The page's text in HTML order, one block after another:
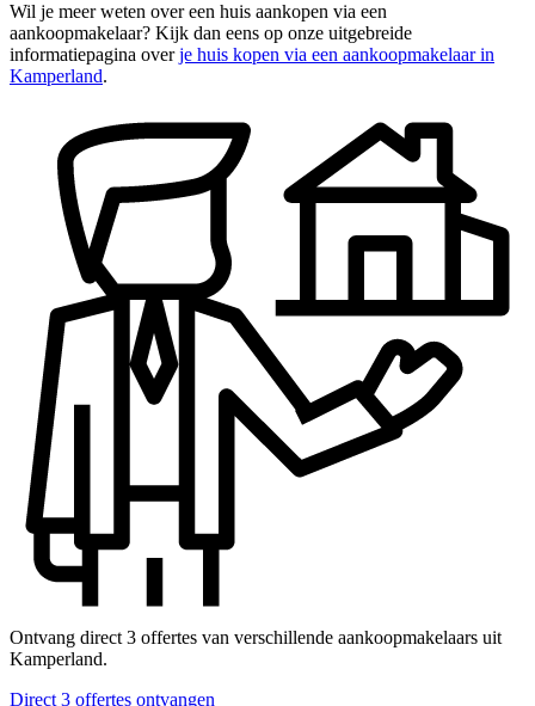
Wil je meer weten over een huis aankopen via een
aankoopmakelaar? Kijk dan eens op onze uitgebreide
informatiepagina overje huis kopen via een aankoopmakelaar in
Kamperland.
Ontvang direct 3 offertes van verschillende aankoopmakelaars uit
Kamperland.
Direct 3 offertes ontvangen